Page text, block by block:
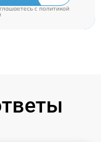
c политикой